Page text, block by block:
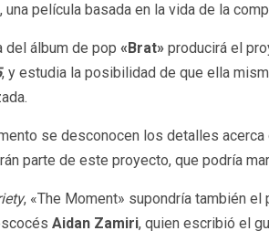
, una película basada en la vida de la
del álbum de pop «Brat»producirá el
, y estudia la posibilidad de que ella
se desconocen los detalles
parte de este proyecto, que podría
, «The Moment» supondría también
Aidan Zamiri, quien escribió el